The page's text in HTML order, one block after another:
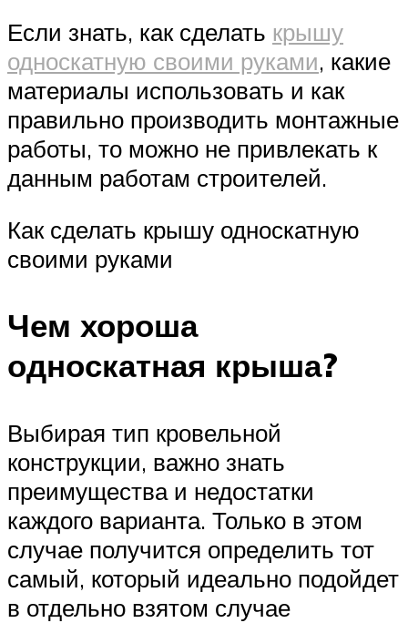
Если знать, как сделать крышу
односкатную своими руками, какие
материалы использовать и как
правильно производить монтажные
работы, то можно не привлекать к
данным работам строителей.
Как сделать крышу односкатную
своими руками
Чем хороша
односкатная крыша?
Выбирая тип кровельной
конструкции, важно знать
преимущества и недостатки
каждого варианта. Только в этом
случае получится определить тот
самый, который идеально подойдет
в отдельно взятом случае